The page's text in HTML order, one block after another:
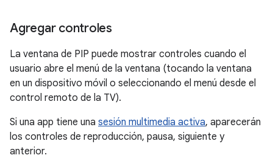
Agregar controles
La ventana de PIP puede mostrar controles cuando el
usuario abre el menú de la ventana (tocando la ventana
en un dispositivo móvil o seleccionando el menú desde el
control remoto de la TV).
Si una app tiene una sesión multimedia activa, aparecerán
los controles de reproducción, pausa, siguiente y
anterior.